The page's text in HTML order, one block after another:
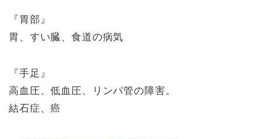
『胃部』
胃、すい臓、食道の病気
『手足』
高血圧、低血圧、リンパ管の障害。
結石症、癌